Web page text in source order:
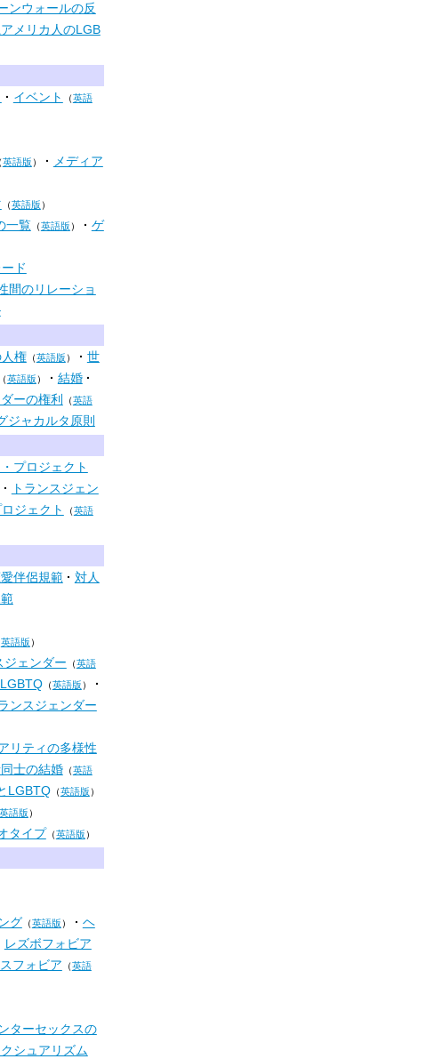
ンウォールの反
メリカ人のLGB
イベント （英語
英語版） メディア
（英語版）
一覧 （英語版）
ゲ
ド
間のリレーショ
権（英語版）
世
（英語版）
結婚
ーの権利 （英語
ジャカルタ原則
プロジェクト
トランスジェン
ジェクト （英語
伴侶規範
対人
英語版）
ジェンダー （英語
（英語版）
ンスジェンダー
リティの多様性
士の結婚（英語
LGBTQ（英語版）
英語版）
タイプ （英語版）
グ （英語版）
ヘ
レズボフォビア
フォビア （英語
ターセックスの
シュアリズム